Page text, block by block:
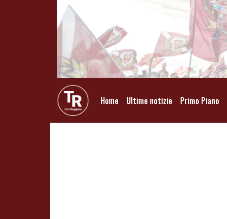
Home Ultime notizie Primo Piano